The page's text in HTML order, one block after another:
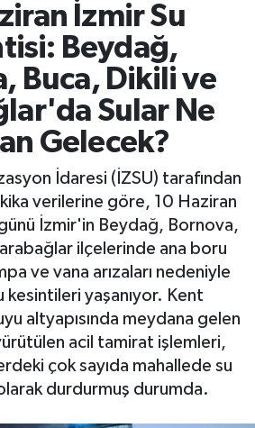
İzmir Su
Beydağ,
Buca, Dikili ve
Sular Ne
Gelecek?
İdaresi (İZSU) tarafından
verilerine göre, 10 Haziran
İzmir'in Beydağ, Bornova,
ilçelerinde ana boru
ve vana arızaları nedeniyle
kesintileri yaşanıyor. Kent
altyapısında meydana gelen
acil tamirat işlemleri,
çok sayıda mahallede su
olarak durdurmuş durumda.